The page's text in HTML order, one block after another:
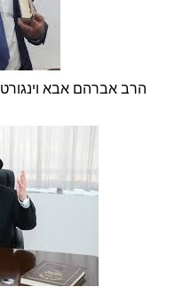
הרב אברהם אבא וינגורט